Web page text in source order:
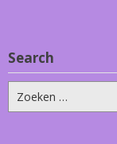
Search
Zoeken
naar: